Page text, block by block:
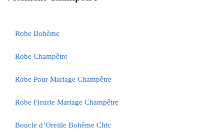
Robe Bohème
Robe Champêtre
Robe Pour Mariage Champêtre
Robe Fleurie Mariage Champêtre
Boucle d’Oreille Bohème Chic